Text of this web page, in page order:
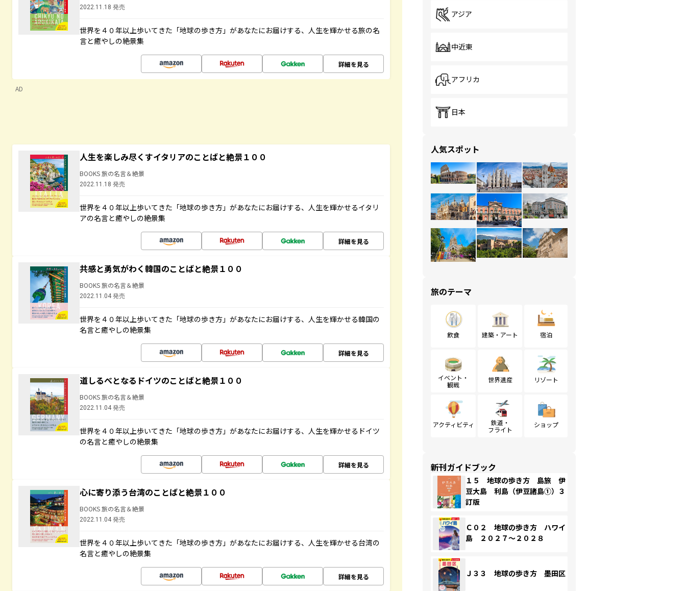
2022.11.18 発売
世界を４０年以上歩いてきた「地球の歩き方」があなたにお届けする、人生を輝かせる旅の名
言と癒やしの絶景集
詳細を見る
AD
人生を楽しみ尽くすイタリアのことばと絶景１００
BOOKS 旅の名言＆絶景
2022.11.18 発売
世界を４０年以上歩いてきた「地球の歩き方」があなたにお届けする、人生を輝かせるイタリ
アの名言と癒やしの絶景集
詳細を見る
共感と勇気がわく韓国のことばと絶景１００
BOOKS 旅の名言＆絶景
2022.11.04 発売
世界を４０年以上歩いてきた「地球の歩き方」があなたにお届けする、人生を輝かせる韓国の
名言と癒やしの絶景集
詳細を見る
道しるべとなるドイツのことばと絶景１００
BOOKS 旅の名言＆絶景
2022.11.04 発売
世界を４０年以上歩いてきた「地球の歩き方」があなたにお届けする、人生を輝かせるドイツ
の名言と癒やしの絶景集
詳細を見る
心に寄り添う台湾のことばと絶景１００
BOOKS 旅の名言＆絶景
2022.11.04 発売
世界を４０年以上歩いてきた「地球の歩き方」があなたにお届けする、人生を輝かせる台湾の
名言と癒やしの絶景集
詳細を見る
アジア
中近東
アフリカ
日本
人気スポット
旅のテーマ
飲食 建築・アート 宿泊
イベント・
観戦
世界遺産 リゾート
アクティビティ
鉄道・
フライト
ショップ
新刊ガイドブック
１５ 地球の歩き方 島旅 伊
豆大島 利島（伊豆諸島①）３
訂版
Ｃ０２ 地球の歩き方 ハワイ
島 ２０２７～２０２８
Ｊ３３ 地球の歩き方 墨田区